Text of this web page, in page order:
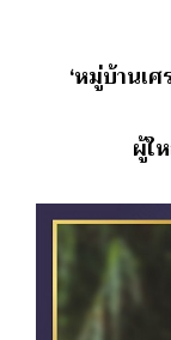
‘หมู่บ้านเ
ผู้ใ